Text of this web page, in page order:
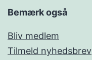
Bemærk også
Bliv medlem
Tilmeld nyhedsbrev